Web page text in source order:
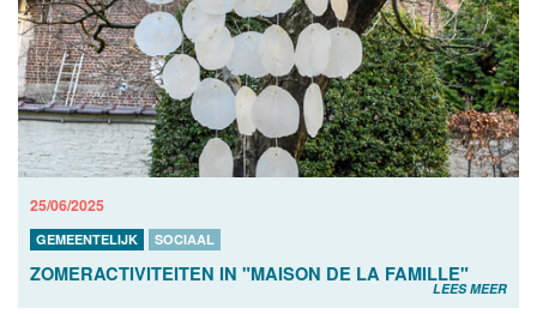
25/06/2025
GEMEENTELIJK SOCIAAL
ZOMERACTIVITEITEN IN "MAISON DE LA FAMILLE"
LEES MEER